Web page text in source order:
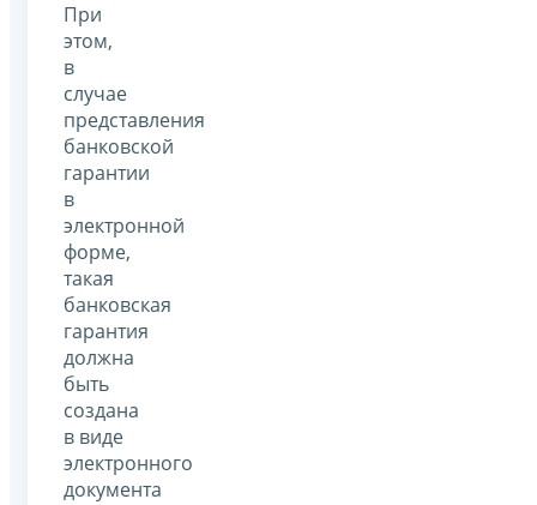
При
этом,
в
случае
представления
банковской
гарантии
в
электронной
форме,
такая
банковская
гарантия
должна
быть
создана
в виде
электронного
документа